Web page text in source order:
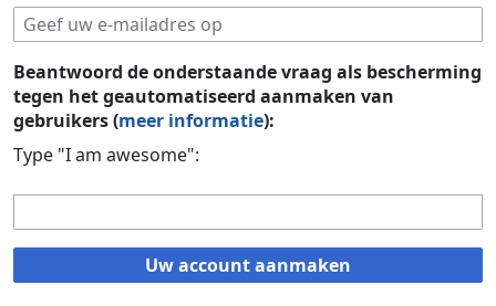
Beantwoord de onderstaande vraag als bescherming
tegen het geautomatiseerd aanmaken van
gebruikers (meer informatie):
Type "I am awesome":
Uw account aanmaken